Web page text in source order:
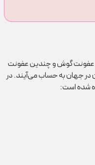
عفونت گوش و چندین عفونت
در جهان به حساب می‌آیند. در
شده است: